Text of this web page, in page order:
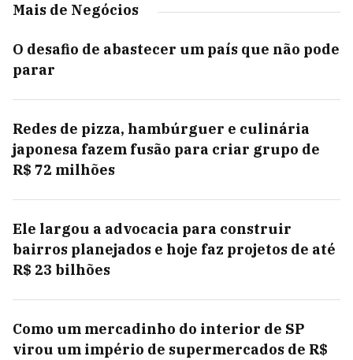
Mais de Negócios
O desafio de abastecer um país que não pode
parar
Redes de pizza, hambúrguer e culinária
japonesa fazem fusão para criar grupo de
R$ 72 milhões
Ele largou a advocacia para construir
bairros planejados e hoje faz projetos de até
R$ 23 bilhões
Como um mercadinho do interior de SP
virou um império de supermercados de R$